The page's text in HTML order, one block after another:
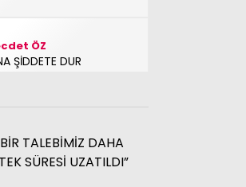
ÖZ
ŞİDDETE DUR
HUKUKTALEBİMİZ DAHA
SÜRESİ UZATILDI”